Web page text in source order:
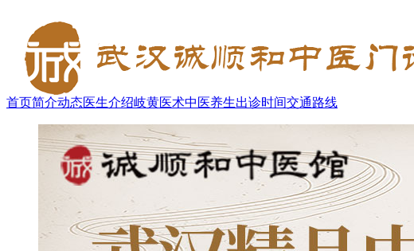
首页简介动态医生介绍岐黄医术中医养生出诊时间交通路线